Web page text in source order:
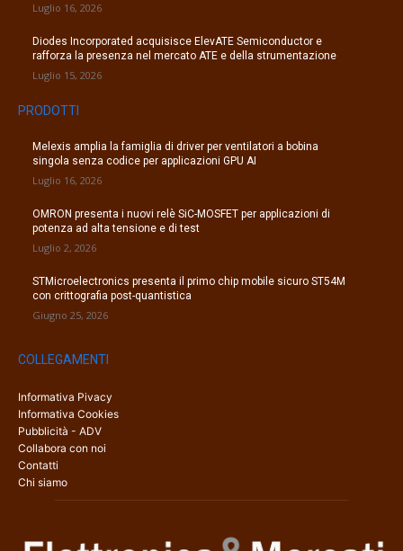
Luglio 16, 2026
Diodes Incorporated acquisisce ElevATE Semiconductor e
rafforza la presenza nel mercato ATE e della strumentazione
Luglio 15, 2026
PRODOTTI
Melexis amplia la famiglia di driver per ventilatori a bobina
singola senza codice per applicazioni GPU AI
Luglio 16, 2026
OMRON presenta i nuovi relè SiC-MOSFET per applicazioni di
potenza ad alta tensione e di test
Luglio 2, 2026
STMicroelectronics presenta il primo chip mobile sicuro ST54M
con crittografia post-quantistica
Giugno 25, 2026
COLLEGAMENTI
Informativa Pivacy
Informativa Cookies
Pubblicità - ADV
Collabora con noi
Contatti
Chi siamo